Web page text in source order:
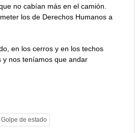
no cabían más en el camión.
los de Derechos Humanos a
en los cerros y en los techos
y nos teníamos que andar
Golpe de estado